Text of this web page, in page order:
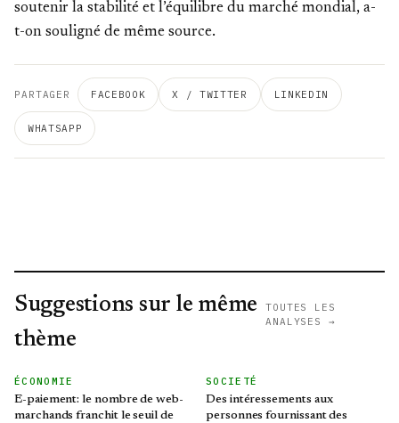
soutenir la stabilité et l’équilibre du marché mondial, a-
t-on souligné de même source.
PARTAGER FACEBOOK X / TWITTER LINKEDIN
WHATSAPP
Suggestions sur le même
thème
TOUTES LES
ANALYSES →
ÉCONOMIE
E-paiement: le nombre de web-
marchands franchit le seuil de
SOCIETÉ
Des intéressements aux
personnes fournissant des